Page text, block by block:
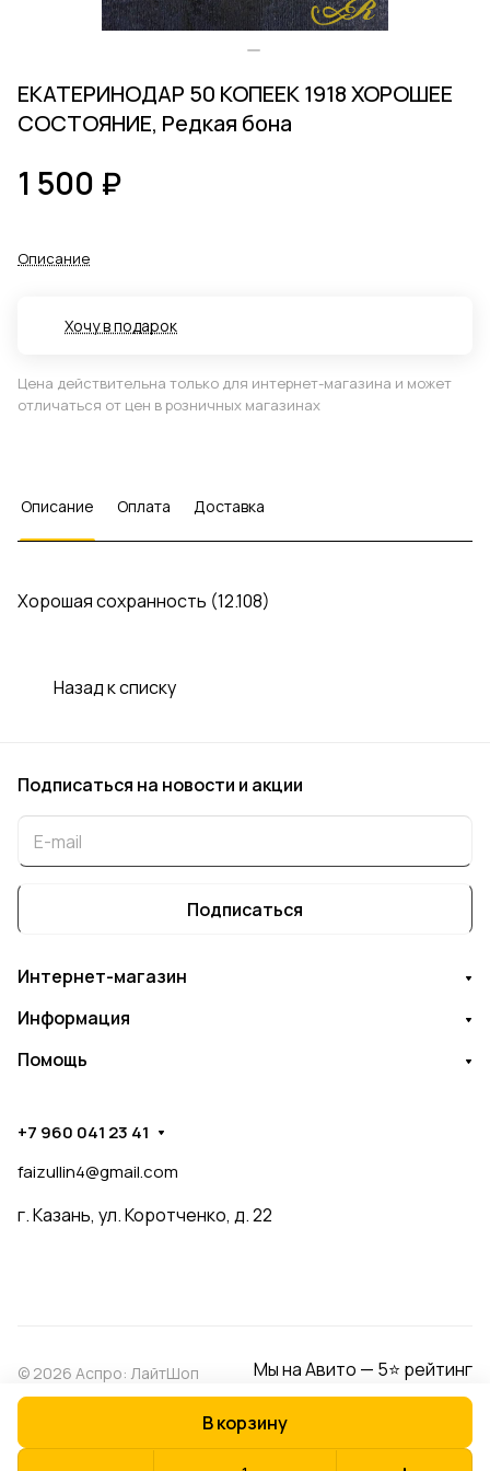
ЕКАТЕРИНОДАР 50 КОПЕЕК 1918 ХОРОШЕЕ
СОСТОЯНИЕ, Редкая бона
1 500 ₽
В корзину
Описание
Хочу в подарок
Цена действительна только для интернет-магазина и может
отличаться от цен в розничных магазинах
Описание Оплата Доставка
Хорошая сохранность (12.108)
Назад к списку
Подписаться на новости и акции
Подписаться
Интернет-магазин
Информация
Помощь
+7 960 041 23 41
faizullin4@gmail.com
г. Казань, ул. Коротченко, д. 22
© 2026 Аспро: ЛайтШоп Мы на Авито — 5⭐ рейтинг
Оферта
Разработано в